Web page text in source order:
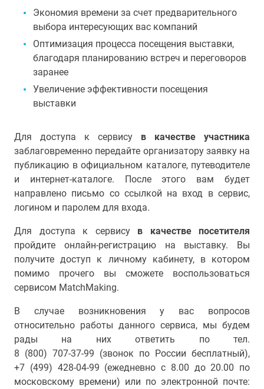
Экономия времени за счет предварительного
выбора интересующих вас компаний
Оптимизация процесса посещения выставки,
благодаря планированию встреч и переговоров
заранее
Увеличение эффективности посещения
выставки
Для доступа к сервису в качестве участника
заблаговременно передайте организатору заявку на
публикацию в официальном каталоге, путеводителе
и интернет-каталоге. После этого вам будет
направлено письмо со ссылкой на вход в сервис,
логином и паролем для входа.
Для доступа к сервису в качестве посетителя
пройдите онлайн-регистрацию на выставку. Вы
получите доступ к личному кабинету, в котором
помимо прочего вы сможете воспользоваться
сервисом MatchMaking.
В случае возникновения у вас вопросов
относительно работы данного сервиса, мы будем
рады на них ответить по тел.
8 (800) 707-37-99 (звонок по России бесплатный),
+7 (499) 428-04-99 (ежедневно с 8.00 до 20.00 по
московскому времени) или по электронной почте: